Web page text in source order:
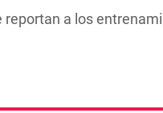
reportan a los